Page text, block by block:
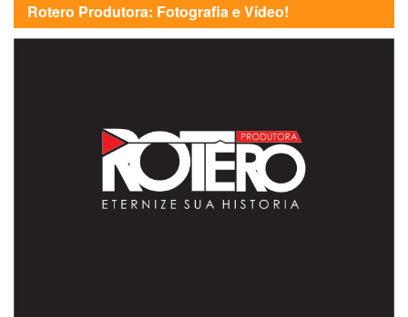
Rotero Produtora: Fotografia e Vídeo!